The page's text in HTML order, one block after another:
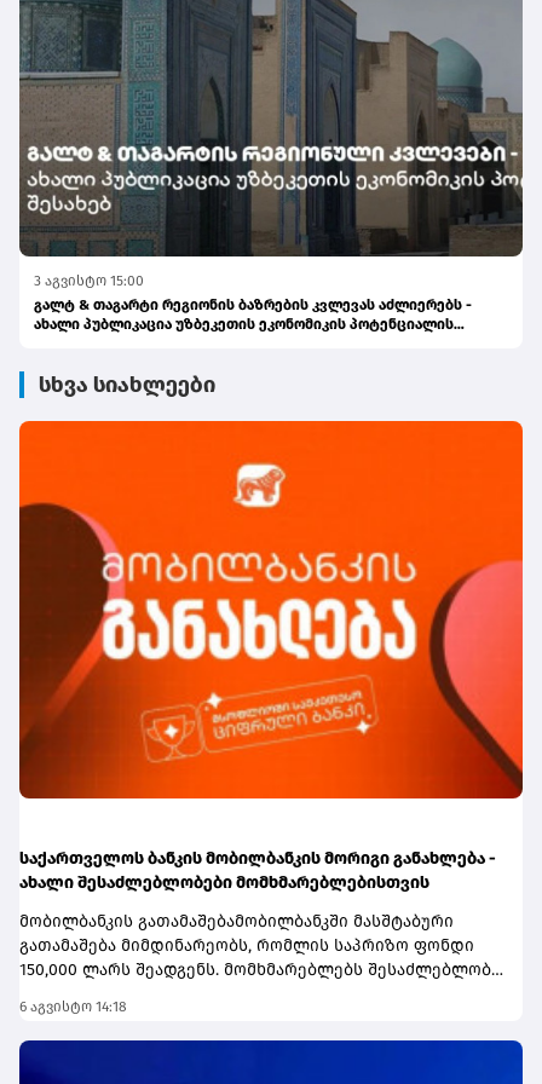
3 აგვისტო 15:00
გალტ & თაგარტი რეგიონის ბაზრების კვლევას აძლიერებს -
ახალი პუბლიკაცია უზბეკეთის ეკონომიკის პოტენციალის
სხვა სიახლეები
საქართველოს ბანკის მობილბანკის მორიგი განახლება -
ახალი შესაძლებლობები მომხმარებლებისთვის
მობილბანკის გათამაშებამობილბანკში მასშტაბური
გათამაშება მიმდინარეობს, რომლის საპრიზო ფონდი
150,000 ლარს შეადგენს. მომხმარებლებს შესაძლებლობა
მონაწილეობა საქართველოს ბანკის მომხმარებლებს
შეუძლიათ და მასში ჩართვა ავტომატურად -
6 აგვისტო 14:18